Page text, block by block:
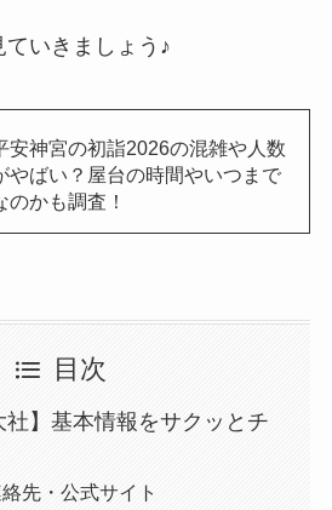
いきましょう♪
安神宮の初詣2026の混雑や人数
やばい？屋台の時間やいつまで
のかも調査！
目次
社】基本情報をサクッとチ
先・公式サイト